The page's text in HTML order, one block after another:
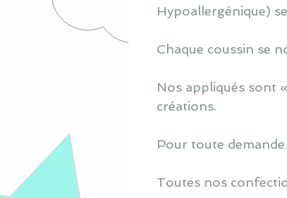
Hypoallergénique)
Chaque coussin se
Nos appliqués sont
créations.
Pour toute
Toutes nos